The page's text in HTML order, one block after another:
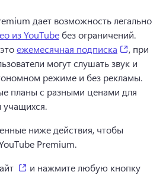
дает возможность легально
из YouTube
ежемесячная подписка (opens
, при
могут слушать звук и
планы с разными ценами для
учащихся.
ниже действия, чтобы
Premium.
(opens in a new tab)
и нажмите любую кнопку